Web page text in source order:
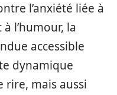
l’anxiété liée à
l’humour, la
accessible
dynamique
rire, mais aussi